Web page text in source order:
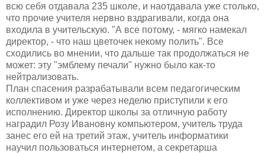
всю себя отдавала 235 школе, и наотдавала уже столько,
что прочие учителя нервно вздрагивали, когда она
входила в учительскую. "А все потому, - мягко намекал
директор, - что наш цветочек некому полить". Все
сходились во мнении, что дальше так продолжаться не
может: эту "эмблему печали" нужно было как-то
нейтрализовать.
План спасения разрабатывали всем педагогическим
коллективом и уже через неделю приступили к его
исполнению. Директор школы за отличную работу
наградил Розу Ивановну компьютером, учитель труда
занес его ей на третий этаж, учитель информатики
научил пользоваться интернетом, а секретарша